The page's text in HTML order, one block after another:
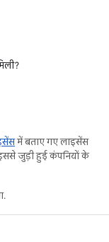
में बताए गए लाइसेंस
जुड़ी हुई कंपनियों के